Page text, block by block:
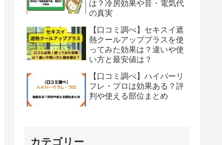
は？冷房効果や音・電気代
の真実
【口コミ調べ】セキスイ遮
熱クールアッププラスを使
ってみた効果は？違いや使
い方と最安値は？
【口コミ調べ】ハイパーリ
フレ・プロは効果ある？評
判や使える部位まとめ
カテゴリー